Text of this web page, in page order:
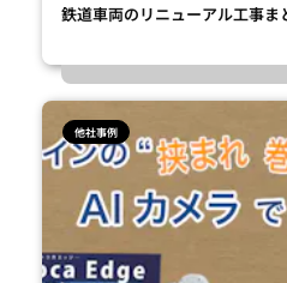
鉄道車両のリニューアル工事ま
他社事例